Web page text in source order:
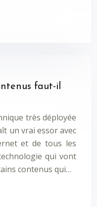
faut-il
très déployée
un vrai essor avec
et de tous les
qui vont
contenus qui…